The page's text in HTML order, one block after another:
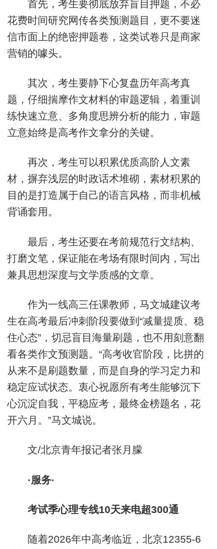
首先，考生要彻底放弃盲目押题，不必
花费时间研究网传各类预测题目，更不要迷
信市面上的绝密押题卷，这类试卷只是商家
营销的噱头。
其次，考生要静下心复盘历年高考真
题，仔细揣摩作文材料的审题逻辑，着重训
练快速立意、多角度思辨分析的能力，审题
立意始终是高考作文拿分的关键。
再次，考生可以积累优质高阶人文素
材，摒弃浅层的时政话术堆砌，素材积累的
目的是打造属于自己的语言风格，而非机械
背诵套用。
最后，考生还要在考前规范行文结构、
打磨文笔，保证能在考场有限时间内，写出
兼具思想深度与文学质感的文章。
作为一线高三任课教师，马文城建议考
生在高考最后冲刺阶段要做到“减量提质、稳
住心态”，切忌盲目海量刷题，也不用刻意翻
看各类作文预测题。“高考收官阶段，比拼的
从来不是刷题数量，而是自身的学习定力和
稳定应试状态。衷心祝愿所有考生能够沉下
心沉淀自我，平稳应考，最终金榜题名，花
开六月。”马文城说。
文/北京青年报记者张月朦
·服务·
考试季心理专线10天来电超300通
随着2026年中高考临近，北京12355-6